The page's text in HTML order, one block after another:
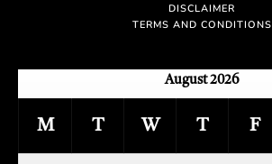
DISCLAIMER
TERMS AND CONDITIONS
August 2026
M T W T F